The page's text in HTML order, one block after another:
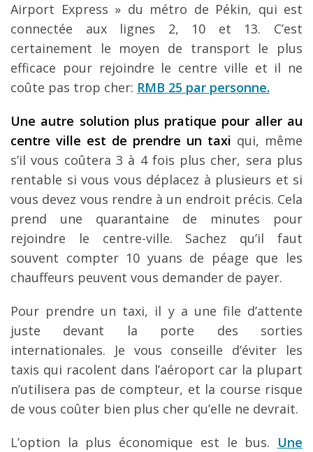
Airport Express » du métro de Pékin, qui est
connectée aux lignes 2, 10 et 13. C’est
certainement le moyen de transport le plus
efficace pour rejoindre le centre ville et il ne
coûte pas trop cher: RMB 25 par personne.
Une autre solution plus pratique pour aller au
centre ville est de prendre un taxi qui, même
s’il vous coûtera 3 à 4 fois plus cher, sera plus
rentable si vous vous déplacez à plusieurs et si
vous devez vous rendre à un endroit précis. Cela
prend une quarantaine de minutes pour
rejoindre le centre-ville. Sachez qu’il faut
souvent compter 10 yuans de péage que les
chauffeurs peuvent vous demander de payer.
Pour prendre un taxi, il y a une file d’attente
juste devant la porte des sorties
internationales. Je vous conseille d’éviter les
taxis qui racolent dans l’aéroport car la plupart
n’utilisera pas de compteur, et la course risque
de vous coûter bien plus cher qu’elle ne devrait.
L’option la plus économique est le bus. Une